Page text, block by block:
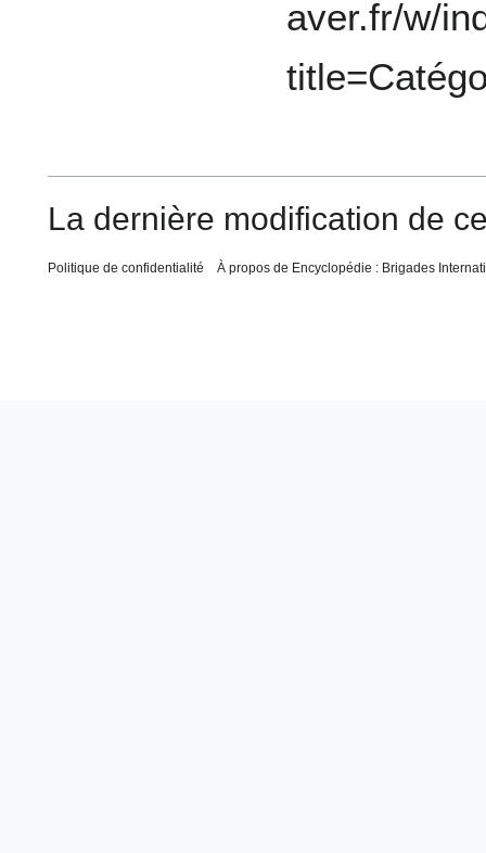
aver.fr/w/
La dernière modification de
Politique de confidentialité À propos de Encyclopédie : Brigades